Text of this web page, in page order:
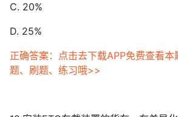
C. 20%
D. 25%
正确答案：点击去下载APP免费查看
题、刷题、练习哦>>